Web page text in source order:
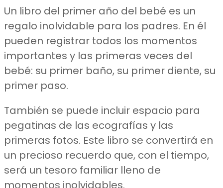
Un libro del primer año del bebé es un
regalo inolvidable para los padres. En él
pueden registrar todos los momentos
importantes y las primeras veces del
bebé: su primer baño, su primer diente, su
primer paso.
También se puede incluir espacio para
pegatinas de las ecografías y las
primeras fotos. Este libro se convertirá en
un precioso recuerdo que, con el tiempo,
será un tesoro familiar lleno de
momentos inolvidables.